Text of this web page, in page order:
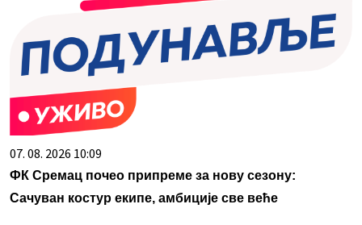
07. 08. 2026 10:09
ФК Сремац почео припреме за нову сезону:
Сачуван костур екипе, амбиције све веће